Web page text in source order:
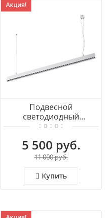
Акция!
Подвесной
светодиодный
светильник NOVOTECH
5 500 руб.
11 000 руб.
Купить